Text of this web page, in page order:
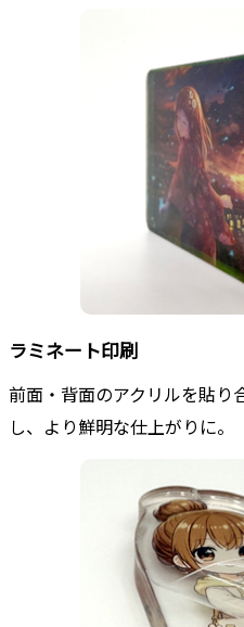
ラミネート印刷
前面・背面のアクリルを貼り
し、より鮮明な仕上がりに。